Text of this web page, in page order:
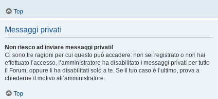
Top
Messaggi privati
Non riesco ad inviare messaggi privati!
Ci sono tre ragioni per cui questo può accadere: non sei registrato o non hai
effettuato l’accesso, l’amministratore ha disabilitato i messaggi privati per tutto
il Forum, oppure li ha disabilitati solo a te. Se il tuo caso è l’ultimo, prova a
chiederne il motivo all’amministratore.
Top